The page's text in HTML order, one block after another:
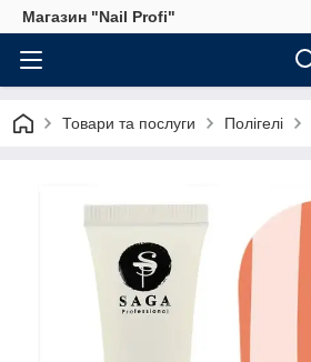
Магазин "Nail Profi"
Товари та послуги Полігелі